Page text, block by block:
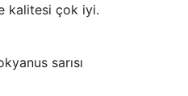
kalitesi çok iyi.
sarısı